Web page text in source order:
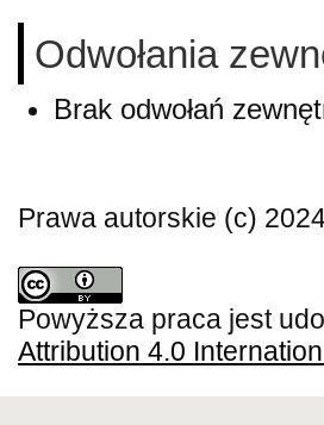
Odwołania
Brak odwołań
Prawa autorskie (c)
Powyższa praca jest
Attribution 4.0